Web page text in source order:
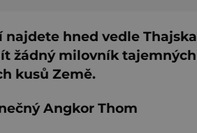
hned vedle Thajska
žádný milovník tajemných
kusů Země.
Angkor Thom